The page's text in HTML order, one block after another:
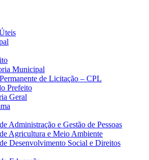
Municipal
de Licitação – CPL
Prefeito
Geral
Administração e Gestão de Pessoas
Agricultura e Meio Ambiente
Desenvolvimento Social e Direitos